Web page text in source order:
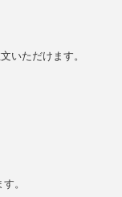
いただけます。
。